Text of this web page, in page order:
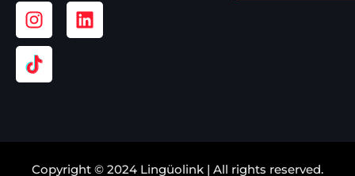
Copyright © 2024 Lingüolink | All rights reserved.